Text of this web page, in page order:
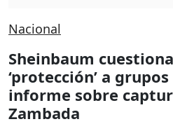
Nacional
Sheinbaum
‘protección’ a
informe sobre
Zambada